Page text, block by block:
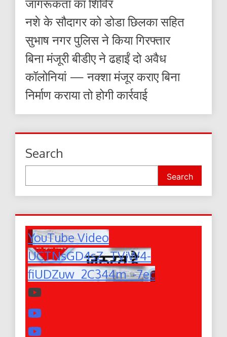
जागरूकता का शिविर
नशे के सौदागर को डोडा छिलका सहित
सुभाष नगर पुलिस ने किया गिरफ्तार
बिना मंजूरी बीडीए ने ढहाईं दो अवैध
कॉलोनियां — नक्शा मंजूर कराए बिना
निर्माण कराया तो होगी कार्रवाई
Search
Search
YouTube Video
UCTNsGD4sZ_TVjW4-
fiUDZuw_2C344m_-7ec